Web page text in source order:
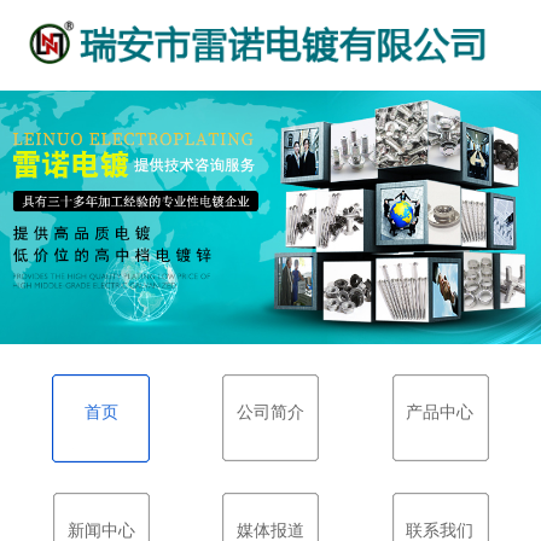
首页 公司简介 产品中心
新闻中心 媒体报道 联系我们